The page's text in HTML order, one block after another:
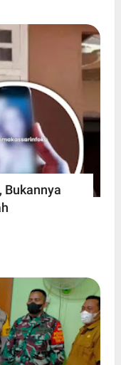
Bukannya